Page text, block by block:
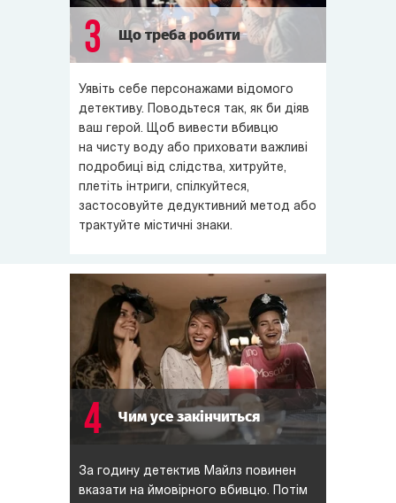
3 Що треба робити
Уявіть себе персонажами відомого
детективу. Поводьтеся так, як би діяв
ваш герой. Щоб вивести вбивцю
на чисту воду або приховати важливі
подробиці від слідства, хитруйте,
плетіть інтриги, спілкуйтеся,
застосовуйте дедуктивний метод або
трактуйте містичні знаки.
4 Чим усе закінчиться
За годину детектив Майлз повинен
вказати на ймовірного вбивцю. Потім